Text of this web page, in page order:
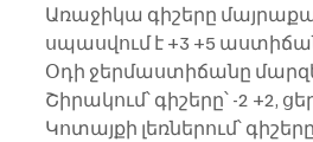
Առաջիկա գիշերը
սպասվում է +3 +5
Օդի ջերմաստիճանը
Շիրակում՝ գիշերը՝ -2 +2,
Կոտայքի լեռներում՝